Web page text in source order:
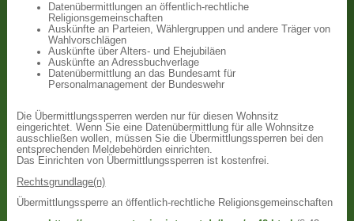
Datenübermittlungen an öffentlich-rechtliche
Religionsgemeinschaften
Auskünfte an Parteien, Wählergruppen und andere Träger von
Wahlvorschlägen
Auskünfte über Alters- und Ehejubiläen
Auskünfte an Adressbuchverlage
Datenübermittlung an das Bundesamt für
Personalmanagement der Bundeswehr
Die Übermittlungssperren werden nur für diesen Wohnsitz
eingerichtet. Wenn Sie eine Datenübermittlung für alle Wohnsitze
ausschließen wollen, müssen Sie die Übermittlungssperren bei den
entsprechenden Meldebehörden einrichten.
Das Einrichten von Übermittlungssperren ist kostenfrei.
Rechtsgrundlage(n)
Übermittlungssperre an öffentlich-rechtliche Religionsgemeinschaften